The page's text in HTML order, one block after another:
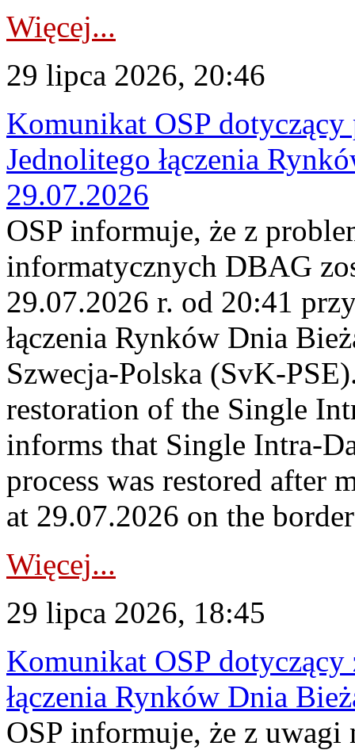
Więcej...
29 lipca 2026, 20:46
Komunikat OSP
Jednolitego łączenia
29.07.2026
OSP informuje, że z
informatycznych DBAG
29.07.2026 r. od 20:41
łączenia Rynków Dnia
Szwecja-Polska (SvK-
restoration of the Single
informs that Single Intra-
process was restored after
at 29.07.2026 on the
Więcej...
29 lipca 2026, 18:45
Komunikat OSP dotyczący
łączenia Rynków Dnia
OSP informuje, że z uwagi